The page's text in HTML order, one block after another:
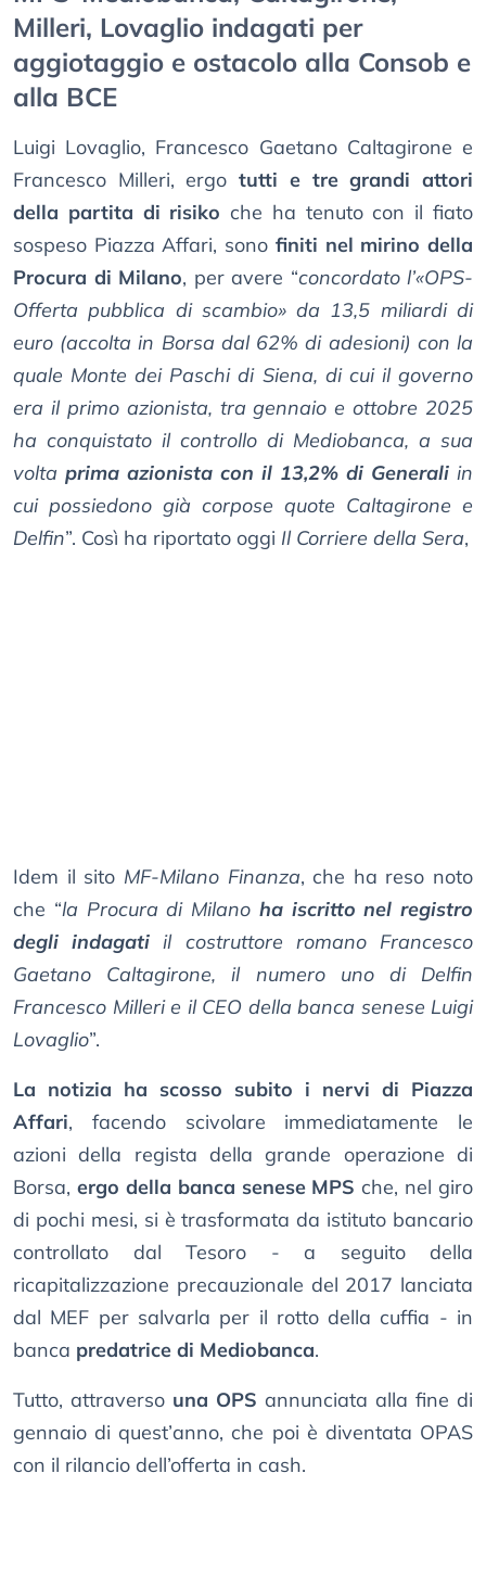
Milleri, Lovaglio indagati per
aggiotaggio e ostacolo alla Consob e
alla BCE
Luigi Lovaglio, Francesco Gaetano Caltagirone e
Francesco Milleri, ergotutti e tre grandi attori
della partita di risiko che ha tenuto con il fiato
sospeso Piazza Affari, sono finiti nel mirino della
Procura di Milano, per avere “concordato l’«OPS-
Offerta pubblica di scambio» da 13,5 miliardi di
euro (accolta in Borsa dal 62% di adesioni) con la
quale Monte dei Paschi di Siena, di cui il governo
era il primo azionista, tra gennaio e ottobre 2025
ha conquistato il controllo di Mediobanca, a sua
volta prima azionista con il 13,2% di Generali in
cui possiedono già corpose quote Caltagirone e
Delfin”. Così ha riportato oggi Il Corriere della Sera,
Idem il sito MF-Milano Finanza, che ha reso noto
che “la Procura di Milano ha iscritto nel registro
degli indagati il costruttore romano Francesco
Gaetano Caltagirone, il numero uno di Delfin
Francesco Milleri e il CEO della banca senese Luigi
Lovaglio”.
La notizia ha scosso subito i nervi di Piazza
Affari, facendo scivolare immediatamente le
azioni della regista della grande operazione di
Borsa, ergo della banca senese MPS che, nel giro
di pochi mesi, si è trasformata da istituto bancario
controllato dal Tesoro - a seguito della
ricapitalizzazione precauzionale del 2017 lanciata
dal MEF per salvarla per il rotto della cuffia - in
banca predatrice di Mediobanca.
Tutto, attraverso una OPS annunciata alla fine di
gennaio di quest’anno, che poi è diventata OPAS
con il rilancio dell’offerta in cash.